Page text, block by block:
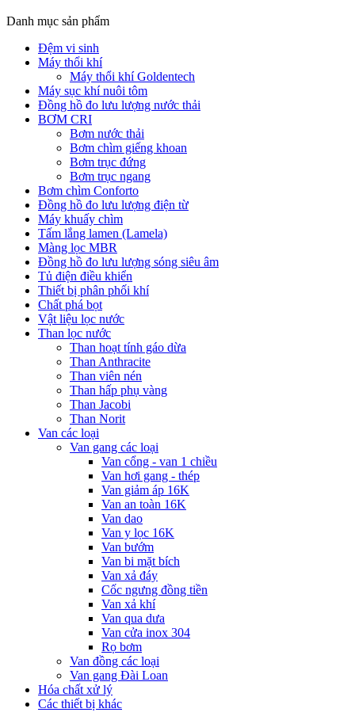
Danh mục sản phẩm
Đệm vi sinh
Máy thổi khí
Máy thổi khí Goldentech
Máy sục khí nuôi tôm
Đồng hồ đo lưu lượng nước thải
BƠM CRI
Bơm nước thải
Bơm chìm giếng khoan
Bơm trục đứng
Bơm trục ngang
Bơm chìm Conforto
Đồng hồ đo lưu lượng điện từ
Máy khuấy chìm
Tấm lắng lamen (Lamela)
Màng lọc MBR
Đồng hồ đo lưu lượng sóng siêu âm
Tủ điện điều khiển
Thiết bị phân phối khí
Chất phá bọt
Vật liệu lọc nước
Than lọc nước
Than hoạt tính gáo dừa
Than Anthracite
Than viên nén
Than hấp phụ vàng
Than Jacobi
Than Norit
Van các loại
Van gang các loại
Van cổng - van 1 chiều
Van hơi gang - thép
Van giảm áp 16K
Van an toàn 16K
Van dao
Van y lọc 16K
Van bướm
Van bi mặt bích
Van xả đáy
Cốc ngưng đồng tiền
Van xả khí
Van qua dưa
Van cửa inox 304
Rọ bơm
Van đồng các loại
Van gang Đài Loan
Hóa chất xử lý
Các thiết bị khác